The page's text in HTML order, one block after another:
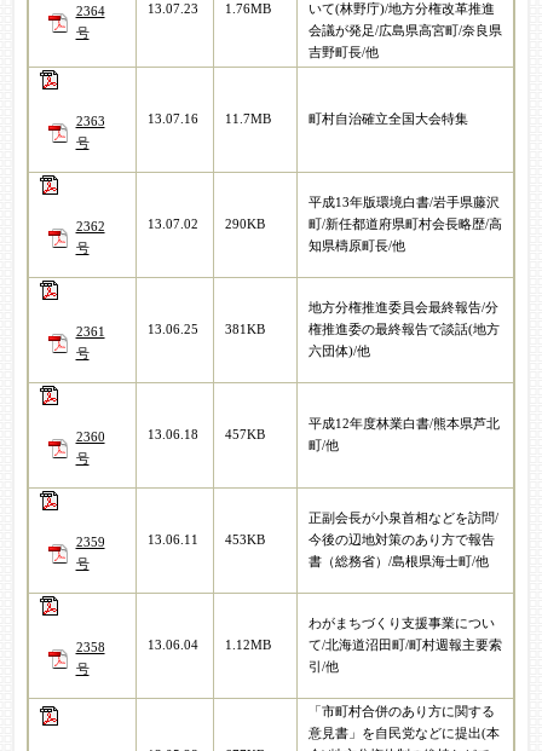
2364
号
13.07.23 1.76MB
いて(林野庁)/地方分権改革推進
会議が発足/広島県高宮町/奈良県
吉野町長/他
2363
号
13.07.16 11.7MB 町村自治確立全国大会特集
2362
号
13.07.02 290KB
平成13年版環境白書/岩手県藤沢
町/新任都道府県町村会長略歴/高
知県檮原町長/他
2361
号
13.06.25 381KB
地方分権推進委員会最終報告/分
権推進委の最終報告で談話(地方
六団体)/他
2360
号
13.06.18 457KB
平成12年度林業白書/熊本県芦北
町/他
2359
号
13.06.11 453KB
正副会長が小泉首相などを訪問/
今後の辺地対策のあり方で報告
書（総務省）/島根県海士町/他
2358
号
13.06.04 1.12MB
わがまちづくり支援事業につい
て/北海道沼田町/町村週報主要索
引/他
「市町村合併のあり方に関する
意見書」を自民党などに提出(本